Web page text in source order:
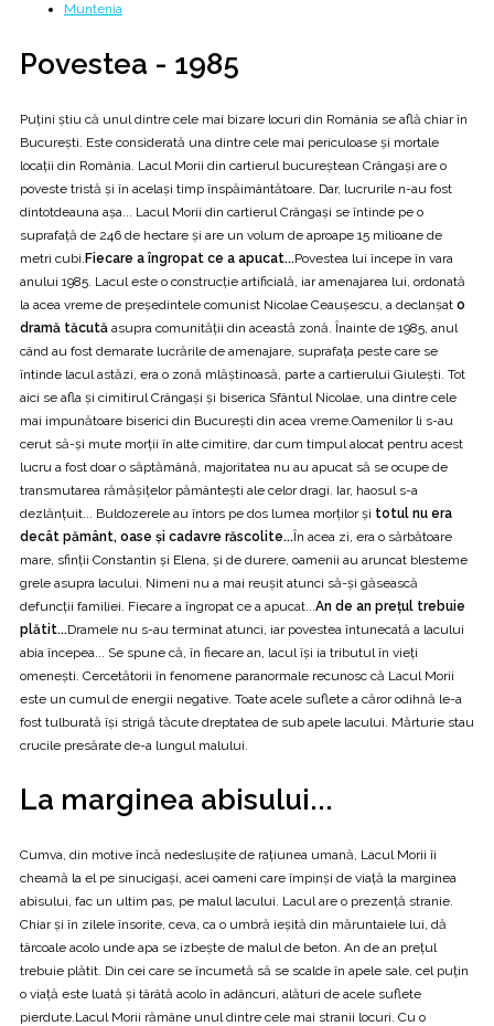
Muntenia
Povestea - 1985
Puțini știu că unul dintre cele mai bizare locuri din România se află chiar în
București. Este considerată una dintre cele mai periculoase și mortale
locații din România. Lacul Morii din cartierul bucureștean Crângași are o
poveste tristă și în același timp înspăimântătoare. Dar, lucrurile n-au fost
dintotdeauna așa... Lacul Morii din cartierul Crângași se întinde pe o
suprafață de 246 de hectare și are un volum de aproape 15 milioane de
metri cubi. Fiecare a îngropat ce a apucat...Povestea lui începe în vara
anului 1985. Lacul este o construcție artificială, iar amenajarea lui, ordonată
la acea vreme de președintele comunist Nicolae Ceaușescu, a declanșat o
dramă tăcută asupra comunității din această zonă. Înainte de 1985, anul
când au fost demarate lucrările de amenajare, suprafața peste care se
întinde lacul astăzi, era o zonă mlăștinoasă, parte a cartierului Giulești. Tot
aici se afla și cimitirul Crângași și biserica Sfântul Nicolae, una dintre cele
mai impunătoare biserici din București din acea vreme.Oamenilor li s-au
cerut să-și mute morții în alte cimitire, dar cum timpul alocat pentru acest
lucru a fost doar o săptămână, majoritatea nu au apucat să se ocupe de
transmutarea rămășițelor pământești ale celor dragi. Iar, haosul s-a
dezlănțuit... Buldozerele au întors pe dos lumea morților și totul nu era
decât pământ, oase și cadavre răscolite...În acea zi, era o sărbătoare
mare, sfinții Constantin și Elena, și de durere, oamenii au aruncat blesteme
grele asupra lacului. Nimeni nu a mai reușit atunci să-și găsească
defuncții familiei. Fiecare a îngropat ce a apucat... An de an prețul trebuie
plătit...Dramele nu s-au terminat atunci, iar povestea întunecată a lacului
abia începea... Se spune că, în fiecare an, lacul își ia tributul în vieți
omenești. Cercetătorii în fenomene paranormale recunosc că Lacul Morii
este un cumul de energii negative. Toate acele suflete a căror odihnă le-a
fost tulburată își strigă tăcute dreptatea de sub apele lacului. Mărturie stau
crucile presărate de-a lungul malului.
La marginea abisului...
Cumva, din motive încă nedeslușite de rațiunea umană, Lacul Morii îi
cheamă la el pe sinucigași, acei oameni care împinși de viață la marginea
abisului, fac un ultim pas, pe malul lacului. Lacul are o prezență stranie.
Chiar și în zilele însorite, ceva, ca o umbră ieșită din măruntaiele lui, dă
târcoale acolo unde apa se izbește de malul de beton. An de an prețul
trebuie plătit. Din cei care se încumetă să se scalde în apele sale, cel puțin
o viață este luată și târâtă acolo în adâncuri, alături de acele suflete
pierdute.Lacul Morii rămâne unul dintre cele mai stranii locuri. Cu o